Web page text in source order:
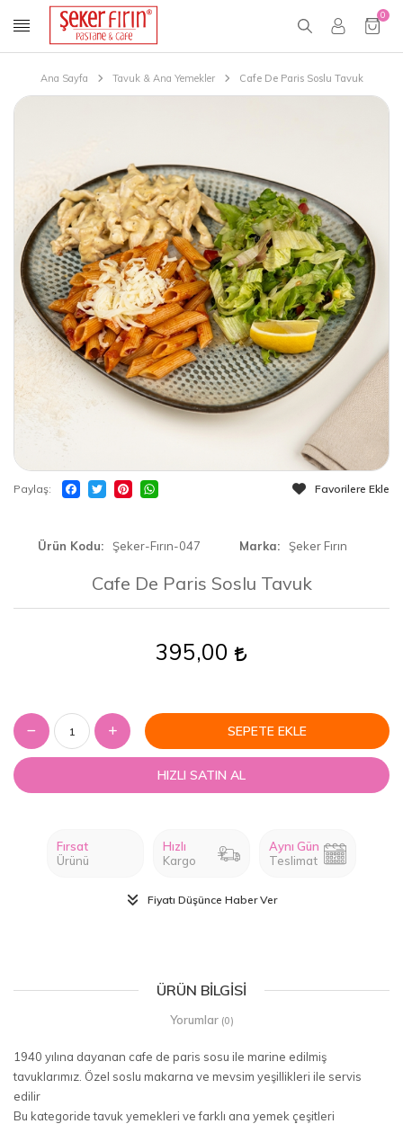
0
Ana Sayfa Tavuk & Ana Yemekler Cafe De Paris Soslu Tavuk
Paylaş Favorilere Ekle
Ürün Kodu Şeker-Fırın-047 Marka Şeker Fırın
Cafe De Paris Soslu Tavuk
395,00
SEPETE EKLE
HIZLI SATIN AL
Fırsat
Ürünü
Hızlı
Kargo
Aynı Gün
Teslimat
Fiyatı Düşünce Haber Ver
ÜRÜN BILGISI
Yorumlar (0)
1940 yılına dayanan cafe de paris sosu ile marine edilmiş
tavuklarımız. Özel soslu makarna ve mevsim yeşillikleri ile servis
edilir
Bu kategoride tavuk yemekleri ve farklı ana yemek çeşitleri